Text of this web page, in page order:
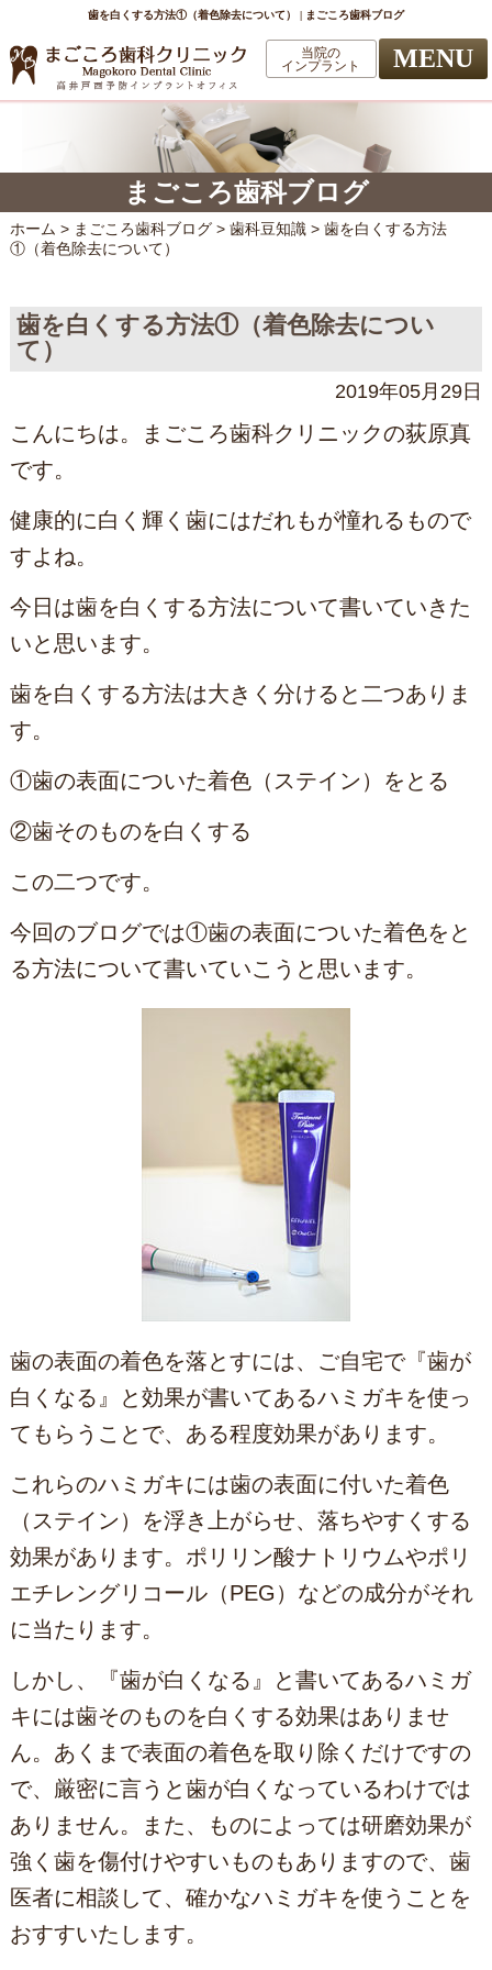
歯を白くする方法①（着色除去について） | まごころ歯科ブログ
当院の
インプラント
まごころ歯科ブログ
ホーム > まごころ歯科ブログ> 歯科豆知識> 歯を白くする方法
①（着色除去について）
歯を白くする方法①（着色除去につい
て）
2019年05月29日
こんにちは。まごころ歯科クリニックの荻原真
です。
健康的に白く輝く歯にはだれもが憧れるもので
すよね。
今日は歯を白くする方法について書いていきた
いと思います。
歯を白くする方法は大きく分けると二つありま
す。
①歯の表面についた着色（ステイン）をとる
②歯そのものを白くする
この二つです。
今回のブログでは①歯の表面についた着色をと
る方法について書いていこうと思います。
歯の表面の着色を落とすには、ご自宅で『歯が
白くなる』と効果が書いてあるハミガキを使っ
てもらうことで、ある程度効果があります。
これらのハミガキには歯の表面に付いた着色
（ステイン）を浮き上がらせ、落ちやすくする
効果があります。ポリリン酸ナトリウムやポリ
エチレングリコール（PEG）などの成分がそれ
に当たります。
しかし、『歯が白くなる』と書いてあるハミガ
キには歯そのものを白くする効果はありませ
ん。あくまで表面の着色を取り除くだけですの
で、厳密に言うと歯が白くなっているわけでは
ありません。また、ものによっては研磨効果が
強く歯を傷付けやすいものもありますので、歯
医者に相談して、確かなハミガキを使うことを
おすすいたします。
MENU